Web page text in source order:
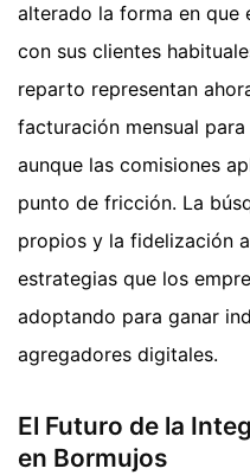
alterado la forma en que
con sus clientes
reparto representan
facturación mensual
aunque las comisiones
punto de fricción. La
propios y la fidelización
estrategias que los
adoptando para ganar
agregadores digitales.
El Futuro de la
en Bormujos